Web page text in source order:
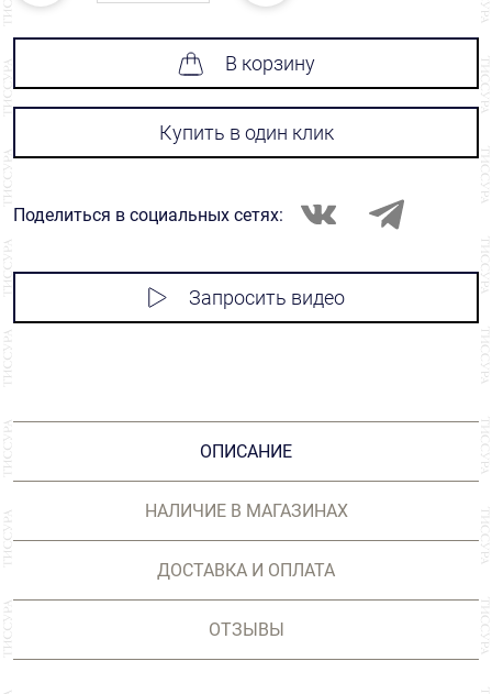
В корзину
Купить в один клик
Поделиться в социальных сетях:
Запросить видео
ОПИСАНИЕ
НАЛИЧИЕ В МАГАЗИНАХ
ДОСТАВКА И ОПЛАТА
ОТЗЫВЫ